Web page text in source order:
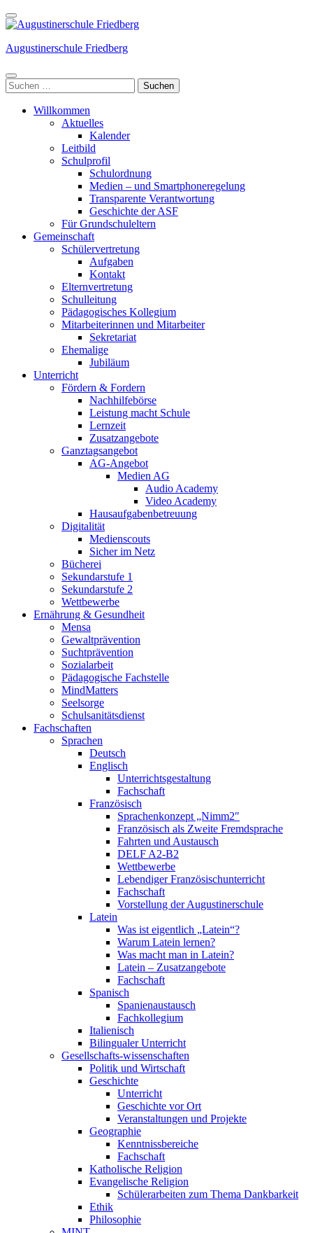
Weiter
zum
(Enter
Augustinerschule Friedberg
Suchen
nach:
Willkommen
Aktuelles
Kalender
Leitbild
Schulprofil
Schulordnung
Medien – und Smartphoneregelung
Transparente Verantwortung
Geschichte der ASF
Für Grundschuleltern
Gemeinschaft
Schülervertretung
Aufgaben
Kontakt
Elternvertretung
Schulleitung
Pädagogisches Kollegium
Mitarbeiterinnen und Mitarbeiter
Sekretariat
Ehemalige
Jubiläum
Unterricht
Fördern & Fordern
Nachhilfebörse
Leistung macht Schule
Lernzeit
Zusatzangebote
Ganztagsangebot
AG-Angebot
Medien AG
Audio Academy
Video Academy
Hausaufgabenbetreuung
Digitalität
Medienscouts
Sicher im Netz
Bücherei
Sekundarstufe 1
Sekundarstufe 2
Wettbewerbe
Ernährung & Gesundheit
Mensa
Gewaltprävention
Suchtprävention
Sozialarbeit
Pädagogische Fachstelle
MindMatters
Seelsorge
Schulsanitätsdienst
Fachschaften
Sprachen
Deutsch
Englisch
Unterrichtsgestaltung
Fachschaft
Französisch
Sprachenkonzept „Nimm2″
Französisch als Zweite Fremdsprache
Fahrten und Austausch
DELF A2-B2
Wettbewerbe
Lebendiger Französischunterricht
Fachschaft
Vorstellung der Augustinerschule
Latein
Was ist eigentlich „Latein“?
Warum Latein lernen?
Was macht man in Latein?
Latein – Zusatzangebote
Fachschaft
Spanisch
Spanienaustausch
Fachkollegium
Italienisch
Bilingualer Unterricht
Gesellschafts-wissenschaften
Politik und Wirtschaft
Geschichte
Unterricht
Geschichte vor Ort
Veranstaltungen und Projekte
Geographie
Kenntnissbereiche
Fachschaft
Katholische Religion
Evangelische Religion
Schülerarbeiten zum Thema Dankbarkeit
Ethik
Philosophie